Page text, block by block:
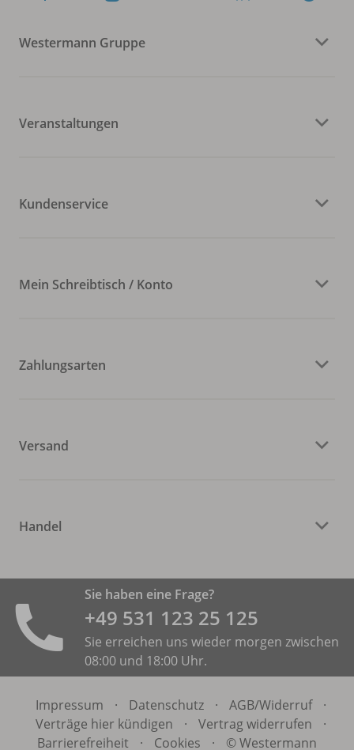
Westermann Gruppe
Veranstaltungen
Kundenservice
Mein Schreibtisch / Konto
Zahlungsarten
Versand
Handel
Sie haben eine Frage?
+49 531 ­123 25 125
Sie erreichen uns wieder morgen zwischen
08:00 und 18:00 Uhr.
Impressum · Datenschutz · AGB/Widerruf
·
Verträge hier kündigen
· Vertrag widerrufen
·
Barrierefreiheit
· Cookies · © Westermann